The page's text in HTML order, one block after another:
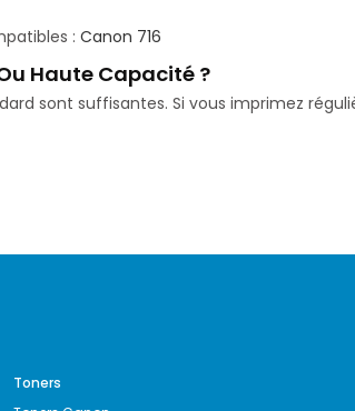
: Canon 716
Haute Capacité ?
sont suffisantes. Si vous imprimez
Toners